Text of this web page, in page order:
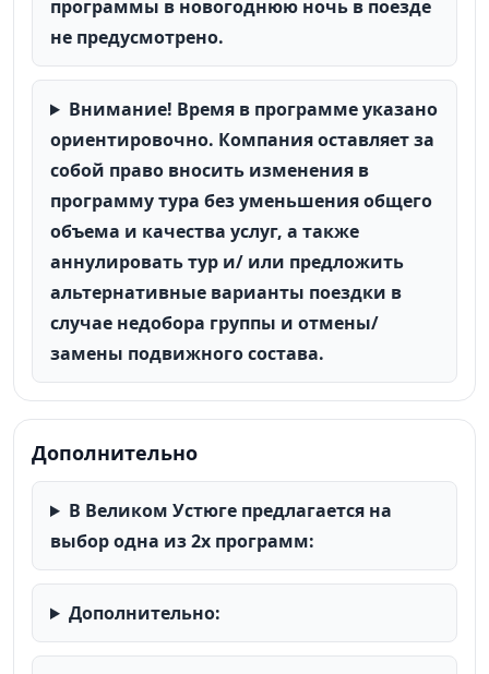
программы в новогоднюю ночь в поезде
не предусмотрено.
Внимание! Время в программе указано
ориентировочно. Компания оставляет за
собой право вносить изменения в
программу тура без уменьшения общего
объема и качества услуг, а также
аннулировать тур и/ или предложить
альтернативные варианты поездки в
случае недобора группы и отмены/
замены подвижного состава.
Дополнительно
В Великом Устюге предлагается на
выбор одна из 2х программ:
Дополнительно: